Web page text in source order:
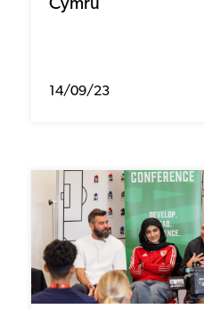
Cymru
14/09/23